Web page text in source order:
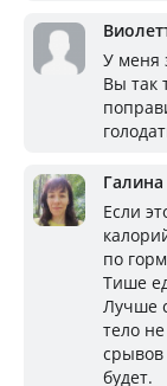
У меня
Вы так
Галина
Если
по
Тише
Лучше
тело
будет.